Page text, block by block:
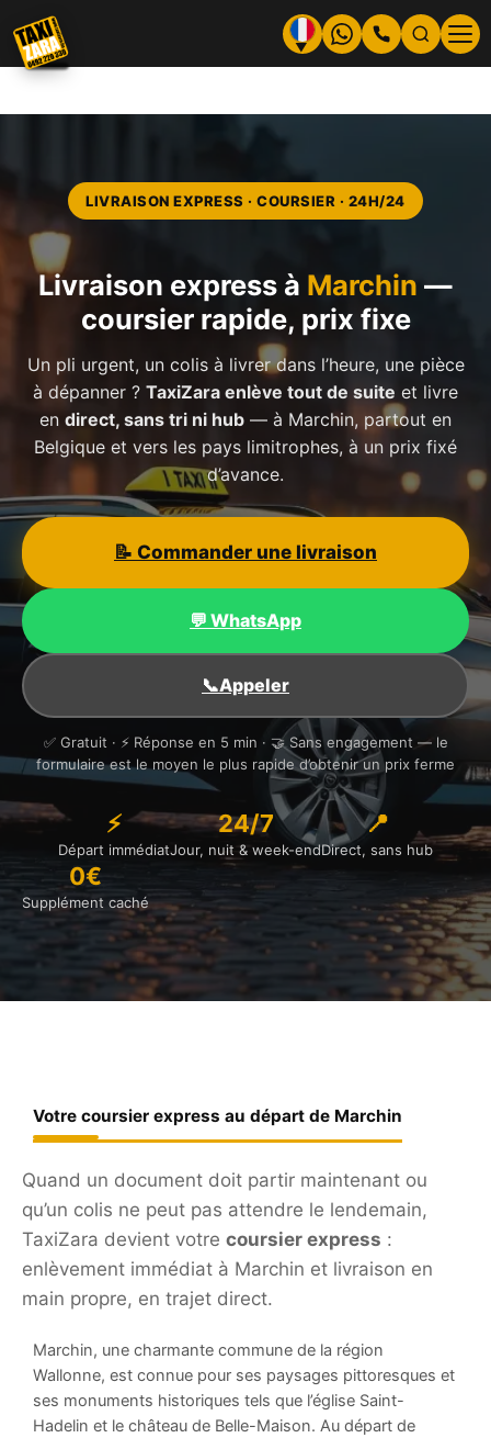
au
contenu
▼
LIVRAISON EXPRESS · COURSIER · 24H/24
Livraison express à Marchin —
coursier rapide, prix fixe
Un pli urgent, un colis à livrer dans l’heure, une pièce
à dépanner ? TaxiZara enlève tout de suite et livre
en direct, sans tri ni hub — à Marchin, partout en
Belgique et vers les pays limitrophes, à un prix fixé
d’avance.
📝 Commander une livraison
💬 WhatsApp
📞Appeler
✅ Gratuit · ⚡ Réponse en 5 min · 🤝 Sans engagement — le
formulaire est le moyen le plus rapide d’obtenir un prix ferme
⚡
Départ immédiat
24/7
Jour, nuit & week-end
📍
Direct, sans hub
0€
Supplément caché
Votre coursier express au départ de Marchin
Quand un document doit partir maintenant ou
qu’un colis ne peut pas attendre le lendemain,
TaxiZara devient votre coursier express :
enlèvement immédiat à Marchin et livraison en
main propre, en trajet direct.
Marchin, une charmante commune de la région
Wallonne, est connue pour ses paysages pittoresques et
ses monuments historiques tels que l’église Saint-
Hadelin et le château de Belle-Maison. Au départ de